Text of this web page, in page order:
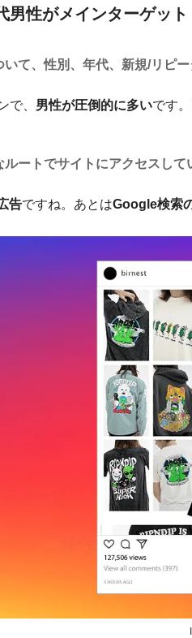
性がメインターゲット
て、性別、年代、新規/リピー
で、 男性が圧倒的に多いです。
ートでサイトにアクセスして
告ですね。あとはGoogle検索